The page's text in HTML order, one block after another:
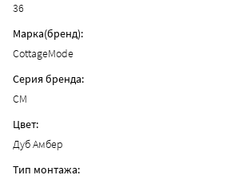
36
Марка(бренд):
CottageMode
Серия бренда:
CM
Цвет:
Дуб Амбер
Тип монтажа: